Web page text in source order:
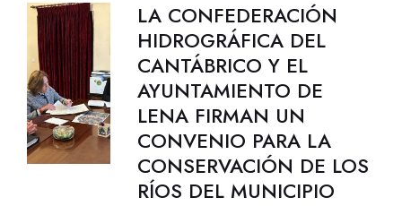
LA CONFEDERACIÓN
HIDROGRÁFICA DEL
CANTÁBRICO Y EL
AYUNTAMIENTO DE
LENA FIRMAN UN
CONVENIO PARA LA
CONSERVACIÓN DE LOS
RÍOS DEL MUNICIPIO